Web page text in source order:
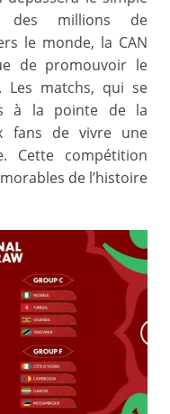
des millions de
le monde, la CAN
de promouvoir le
Les matchs, qui se
à la pointe de la
fans de vivre une
Cette compétition
de l’histoire